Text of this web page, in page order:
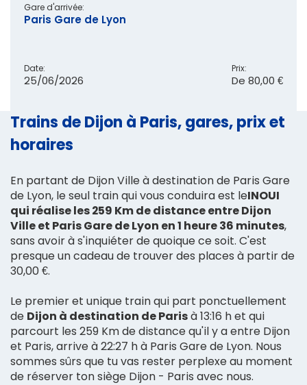
Gare d'arrivée:
Paris Gare de Lyon
Date:
25/06/2026
Prix:
De 80,00 €
Trains de Dijon à Paris, gares, prix et
horaires
En partant de Dijon Ville à destination de Paris Gare
de Lyon, le seul train qui vous conduira est leINOUI
qui réalise les 259 Km de distance entre Dijon
Ville et Paris Gare de Lyon en 1 heure 36 minutes,
sans avoir à s'inquiéter de quoique ce soit. C'est
presque un cadeau de trouver des places à partir de
30,00 €.
Le premier et unique train qui part ponctuellement
de Dijon à destination de Parisà 13:16 h et qui
parcourt les 259 Km de distance qu'il y a entre Dijon
et Paris, arrive à 22:27 h à Paris Gare de Lyon. Nous
sommes sûrs que tu vas rester perplexe au moment
de réserver ton siège Dijon - Paris avec nous.